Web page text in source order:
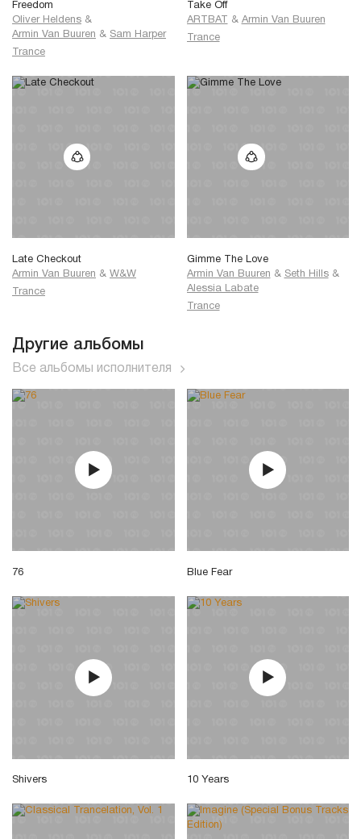
Freedom
Oliver Heldens &
Armin Van Buuren & Sam Harper
Trance
Take Off
ARTBAT
& Armin Van Buuren
Trance
Late Checkout
Armin Van Buuren & W&W
Trance
Gimme The Love
Armin Van Buuren & Seth Hills &
Alessia Labate
Trance
Другие альбомы
Все альбомы исполнителя
76 Blue Fear
Shivers 10 Years